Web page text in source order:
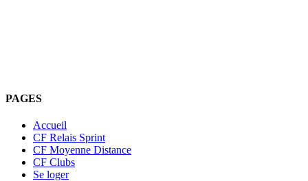
PAGES
Accueil
CF Relais Sprint
CF Moyenne Distance
CF Clubs
Se loger